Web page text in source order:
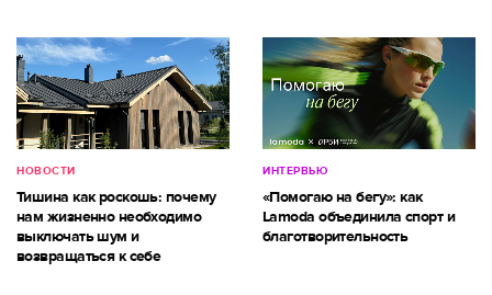
НОВОСТИ
Тишина как роскошь: почему
нам жизненно необходимо
выключать шум и
возвращаться к себе
ИНТЕРВЬЮ
«Помогаю на бегу»: как
Lamoda объединила спорт и
благотворительность